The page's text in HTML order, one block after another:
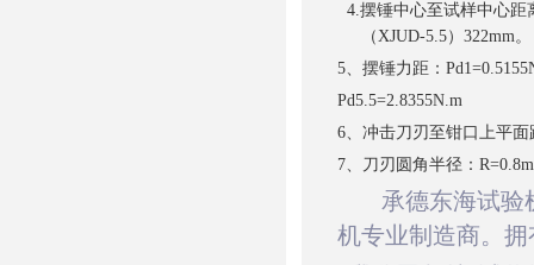
4.摆锤中心至试样中心距
（XJUD-5.5）322mm。
5、摆锤力距：
Pd5.5=2.8355N.m
6、冲击刀刃至钳口上平面
7、刀刃圆角半径：
承德东海试验
机专业制造商。 拥